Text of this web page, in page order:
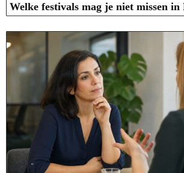
Welke festivals mag je niet missen in